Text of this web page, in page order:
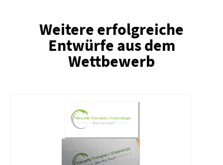
Weitere erfolgreiche
Entwürfe aus dem
Wettbewerb